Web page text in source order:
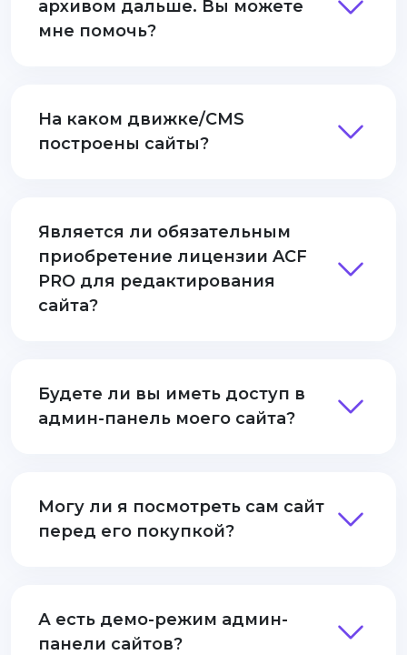
архивом дальше. Вы можете
мне помочь?
На каком движке/CMS
построены сайты?
Является ли обязательным
приобретение лицензии ACF
PRO для редактирования
сайта?
Будете ли вы иметь доступ в
админ-панель моего сайта?
Могу ли я посмотреть сам сайт
перед его покупкой?
А есть демо-режим админ-
панели сайтов?